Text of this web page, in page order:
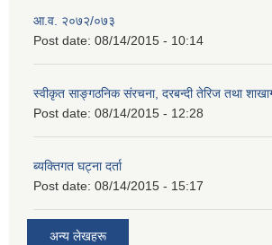
आ.व. २०७२/०७३
Post date: 08/14/2015 - 10:14
स्वीकृत साङ्गठनिक संरचना, दरबन्दी तेरिज तथा
Post date: 08/14/2015 - 12:28
ब्यक्तिगत घट्ना दर्ता
Post date: 08/14/2015 - 15:17
अन्य लेखहरू